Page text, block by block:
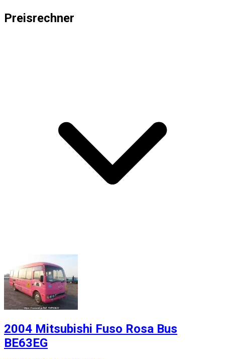
Preisrechner
2004 Mitsubishi Fuso Rosa Bus
BE63EG